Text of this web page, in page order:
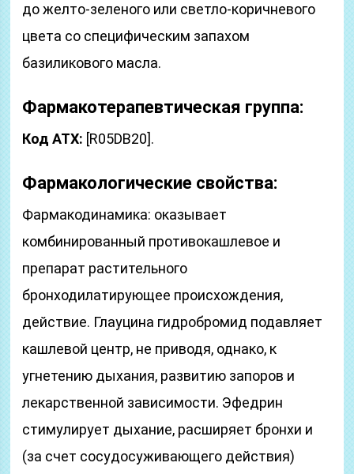
до желто-зеленого или светло-коричневого
цвета со специфическим запахом
базиликового масла.
Фармакотерапевтическая группа:
Код ATX: [R05DB20].
Фармакологические свойства:
Фармакодинамика: оказывает
комбинированный противокашлевое и
препарат растительного
бронходилатирующее происхождения,
действие. Глауцина гидробромид подавляет
кашлевой центр, не приводя, однако, к
угнетению дыхания, развитию запоров и
лекарственной зависимости. Эфедрин
стимулирует дыхание, расширяет бронхи и
(за счет сосудосуживающего действия)